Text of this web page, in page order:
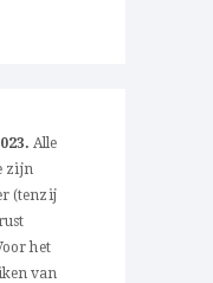
Alle
zijn
(tenzij
het
van